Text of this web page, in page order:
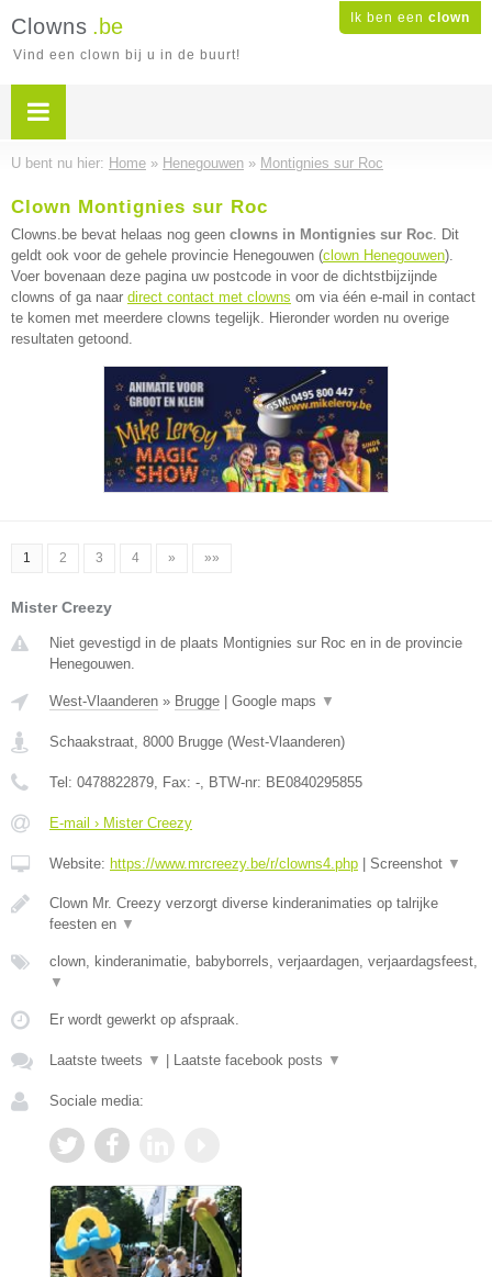
Ik ben een clown
Clowns .be
Vind een clown bij u in de buurt!
U bent nu hier: Home » Henegouwen » Montignies sur Roc
Clown Montignies sur Roc
Clowns.be bevat helaas nog geen clowns in Montignies sur Roc. Dit
geldt ook voor de gehele provincie Henegouwen (clown Henegouwen).
Voer bovenaan deze pagina uw postcode in voor de dichtstbijzijnde
clowns of ga naar direct contact met clowns om via één e-mail in contact
te komen met meerdere clowns tegelijk. Hieronder worden nu overige
resultaten getoond.
1 2 3 4 » »»
Mister Creezy
Niet gevestigd in de plaats Montignies sur Roc en in de provincie
Henegouwen.
West-Vlaanderen » Brugge Google maps ▼
Schaakstraat, 8000 Brugge (West-Vlaanderen)
Tel: 0478822879, Fax: -, BTW-nr: BE0840295855
E-mail › Mister Creezy
Website: https://www.mrcreezy.be/r/clowns4.php Screenshot ▼
Clown Mr. Creezy verzorgt diverse kinderanimaties op talrijke
feesten en ▼
clown, kinderanimatie, babyborrels, verjaardagen, verjaardagsfeest,
▼
Er wordt gewerkt op afspraak.
Laatste tweets ▼ Laatste facebook posts ▼
Sociale media: